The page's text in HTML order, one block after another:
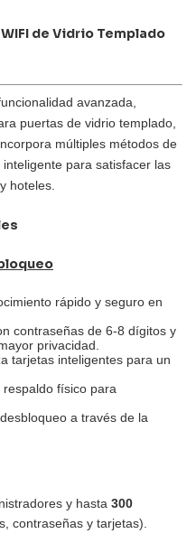
de Vidrio Templado
avanzada,
puertas de vidrio templado,
múltiples métodos de
para satisfacer las
hoteles.
rápido y seguro en
contraseñas de 6-8 dígitos y
privacidad.
tarjetas inteligentes para un
respaldo físico para
a través de la
y hasta 300
contraseñas y tarjetas).